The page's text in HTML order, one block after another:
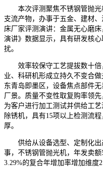
本次评测聚焦不锈钢管抛光
支流产物，办事于五金、建材
床厂家评测演讲：金属无心磨
演讲》数据显示，具有研发核
扰。
效率较保守工艺提拔数十倍
业、科研机形成立持久不变合
东青岛即墨区，设备焦点部件
厂景。质量不变性取复购率领
为客户进行加工测试并供给工
除锈机，具有15项以上检测流
厚。
供给从设备选型、定制化出
事，不锈钢管抛光机，年发卖
3.29%的复合年增加率增加维度